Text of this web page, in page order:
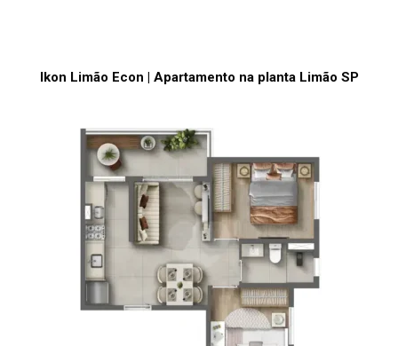
Ikon Limão Econ | Apartamento na planta Limão SP